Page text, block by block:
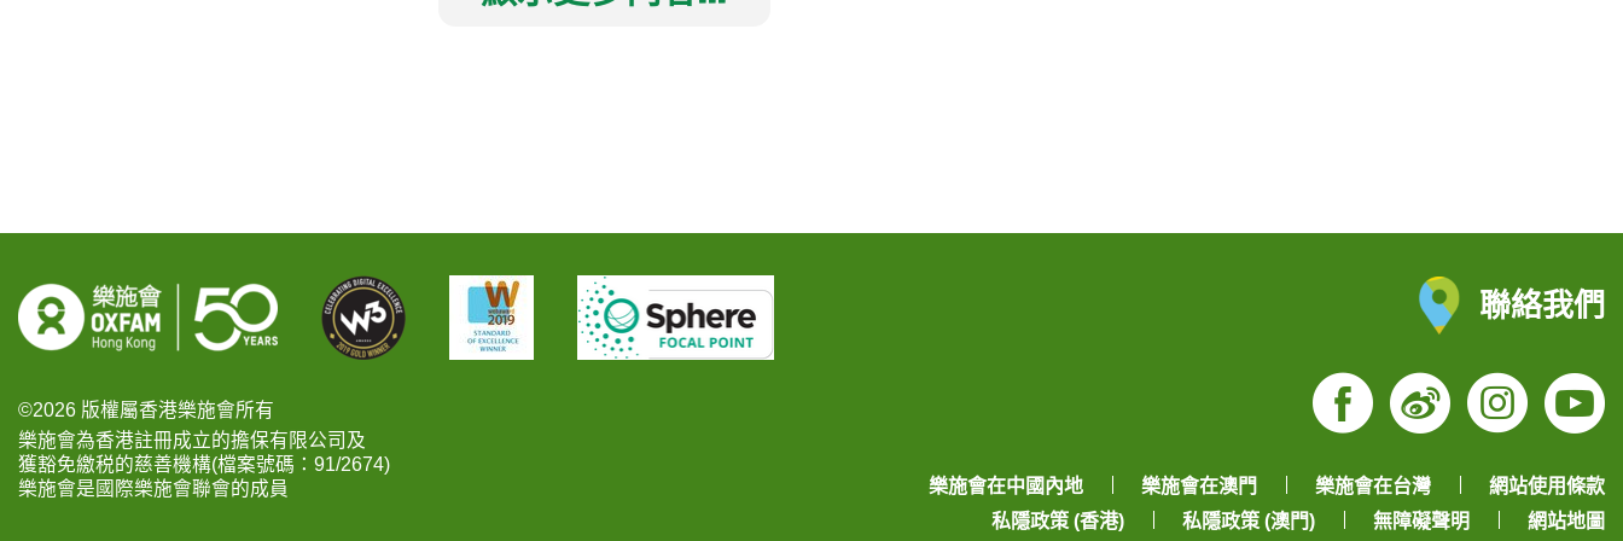
©2026 版權屬香港樂施會所有
樂施會為香港註冊成立的擔保有限公司及
獲豁免繳税的慈善機構(檔案號碼：91/2674)
樂施會是國際樂施會聯會的成員
聯絡我們
Facebook
Weibo
樂施會在中國內地 樂施會在澳門 樂施會在台灣
網站使用條款
私隱政策 (香港)
私隱政策 (澳門) 無障礙聲明 網站地圖